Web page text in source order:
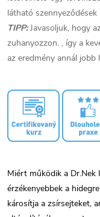
látható
TIPP:Javasoljuk, hogy
zuhanyozzon. , így a
az eredmény annál jobb
Miért működik a Dr.Nek
érzékenyebbek a
károsítja a zsírsejteket,